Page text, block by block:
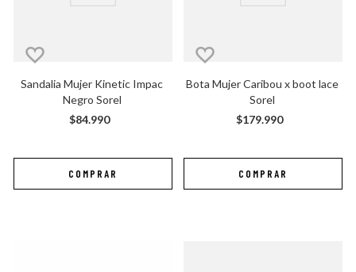
Sandalia Mujer Kinetic Impac
Negro Sorel
$84.990
Bota Mujer Caribou x boot lace
Sorel
$179.990